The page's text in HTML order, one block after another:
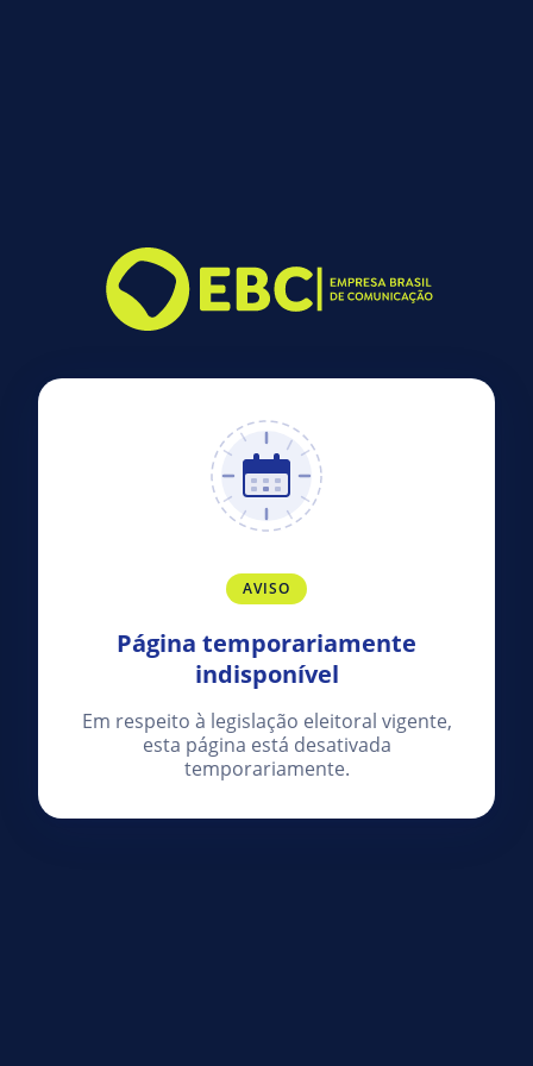
AVISO
Página temporariamente
indisponível
Em respeito à legislação eleitoral vigente,
esta página está desativada
temporariamente.